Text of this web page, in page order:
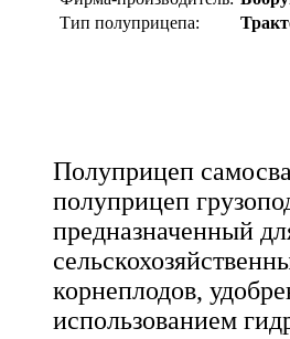
Тип полуприцепа:
Полуприцеп
полуприцеп
предназначенный
корнеплодов,
использованием